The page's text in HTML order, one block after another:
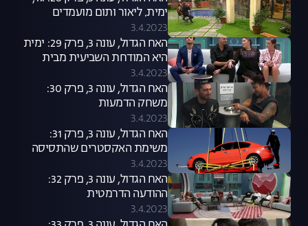
ימית, ליאור ותום מועמדים
להדחה!
3.4.2023
האח הגדול, עונה 3, פרק 29: ימית
היא המודחת השביעית מבית
"האח הגדול"
3.4.2023
האח הגדול, עונה 3, פרק 30:
משחק הדמעות
3.4.2023
האח הגדול, עונה 3, פרק 31:
משימת האקסטרים שהתסיסה
את הבית
3.4.2023
האח הגדול, עונה 3, פרק 32:
ההודעה הדרמטית
3.4.2023